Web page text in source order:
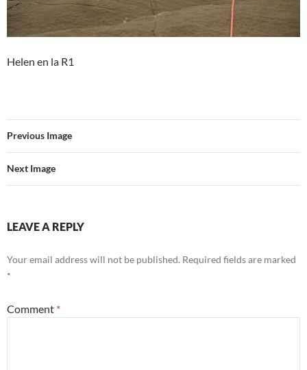
Helen en la R1
Previous Image
Next Image
LEAVE A REPLY
Your email address will not be published. Required fields are marked
*
Comment *